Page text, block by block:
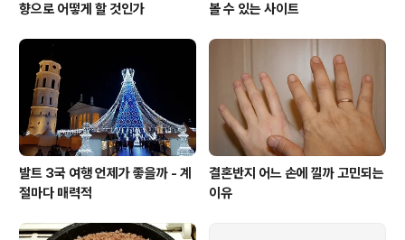
향으로 어떻게 할 것인가
볼 수 있는 사이트
발트 3국 여행 언제가 좋을까 - 계
절마다 매력적
결혼반지 어느 손에 낄까 고민되는
이유